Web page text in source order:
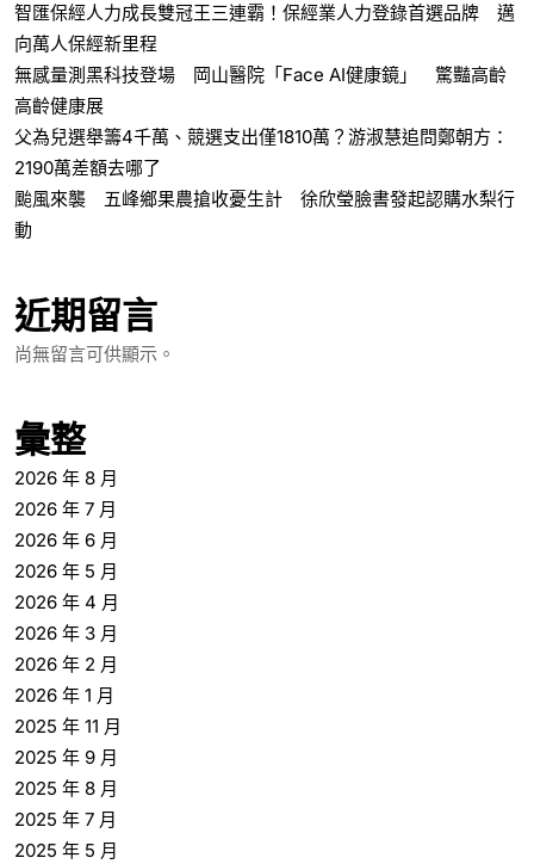
智匯保經人力成長雙冠王三連霸！保經業人力登錄首選品牌 邁
向萬人保經新里程
無感量測黑科技登場 岡山醫院「Face AI健康鏡」 驚豔高齡
高齡健康展
父為兒選舉籌4千萬、競選支出僅1810萬？游淑慧追問鄭朝方：
2190萬差額去哪了
颱風來襲 五峰鄉果農搶收憂生計 徐欣瑩臉書發起認購水梨行
動
近期留言
尚無留言可供顯示。
彙整
2026 年 8 月
2026 年 7 月
2026 年 6 月
2026 年 5 月
2026 年 4 月
2026 年 3 月
2026 年 2 月
2026 年 1 月
2025 年 11 月
2025 年 9 月
2025 年 8 月
2025 年 7 月
2025 年 5 月